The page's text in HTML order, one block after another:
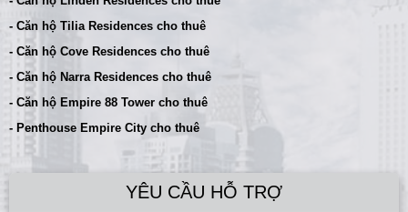
- Căn hộ Tilia Residences cho thuê
- Căn hộ Cove Residences cho thuê
- Căn hộ Narra Residences cho thuê
- Căn hộ Empire 88 Tower cho thuê
- Penthouse Empire City cho thuê
YÊU CẦU HỖ TRỢ